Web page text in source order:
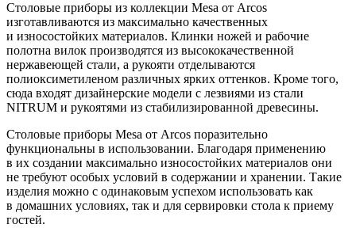
Столовые приборы из коллекции Mesa от Arcos
изготавливаются из максимально качественных
и износостойких материалов. Клинки ножей и рабочие
полотна вилок производятся из высококачественной
нержавеющей стали, а рукояти отделываются
полиоксиметиленом различных ярких оттенков. Кроме того,
сюда входят дизайнерские модели с лезвиями из стали
NITRUM и рукоятями из стабилизированной древесины.
Столовые приборы Mesa от Arcos поразительно
функциональны в использовании. Благодаря применению
в их создании максимально износостойких материалов они
не требуют особых условий в содержании и хранении. Такие
изделия можно с одинаковым успехом использовать как
в домашних условиях, так и для сервировки стола к приему
гостей.